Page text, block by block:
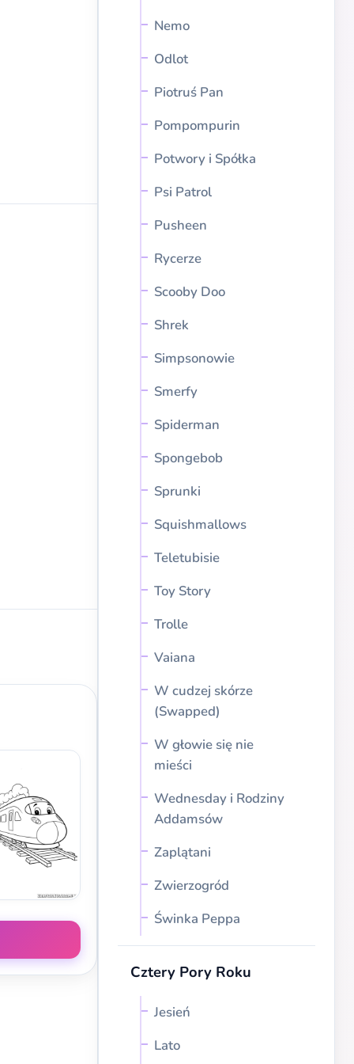
Nemo
Odlot
Piotruś Pan
Pompompurin
Potwory i Spółka
Psi Patrol
Pusheen
Rycerze
Scooby Doo
Shrek
Simpsonowie
Smerfy
Spiderman
Spongebob
Sprunki
Squishmallows
Teletubisie
Toy Story
Trolle
Vaiana
W cudzej skórze
(Swapped)
W głowie się nie
mieści
Wednesday i Rodziny
Addamsów
Zaplątani
Zwierzogród
Świnka Peppa
Cztery Pory Roku
Jesień
Lato